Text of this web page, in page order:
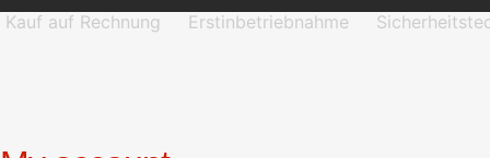
Kauf auf Rechnung Erstinbetriebnahme